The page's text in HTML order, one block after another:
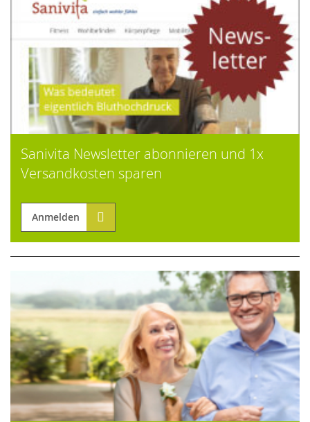
Sanivita Newsletter abonnieren und 1x
Versandkosten sparen
Anmelden